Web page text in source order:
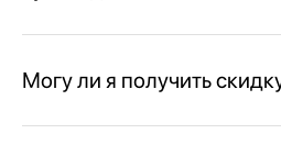
Могу ли я получить